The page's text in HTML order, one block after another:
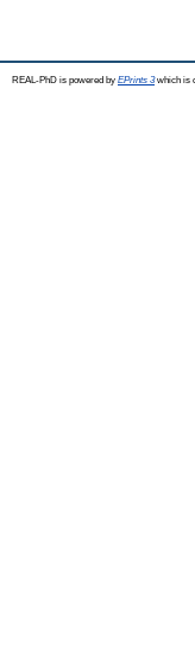
REAL-PhD is powered by EPrints 3which is